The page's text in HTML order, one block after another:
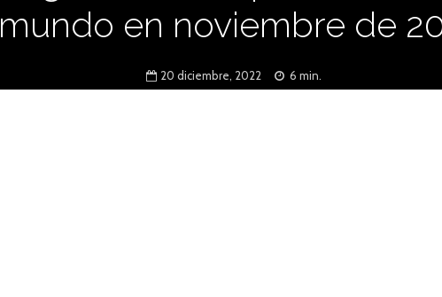
mundo en noviembre de
20 diciembre, 2022 6 min.